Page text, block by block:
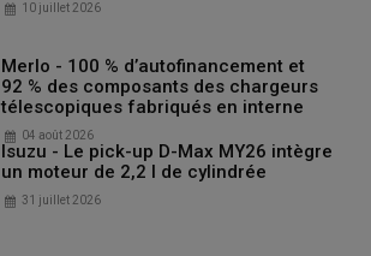
10 juillet 2026
Merlo - 100 % d’autofinancement et
92 % des composants des chargeurs
télescopiques fabriqués en interne
04 août 2026
Isuzu - Le pick-up D-Max MY26 intègre
un moteur de 2,2 l de cylindrée
31 juillet 2026